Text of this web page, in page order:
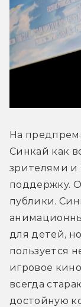
На
Синкай как
зрителями и
поддержку.
публики.
для детей,
пользуется
игровое
всегда
достойную